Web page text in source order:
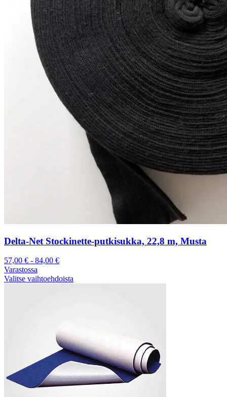
Delta-Net Stockinette-putkisukka, 22,8 m, Musta
57,00 € - 84,00 €
Varastossa
Valitse vaihtoehdoista